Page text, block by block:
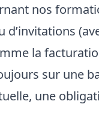
nos
d’invitations
la
sur une
une